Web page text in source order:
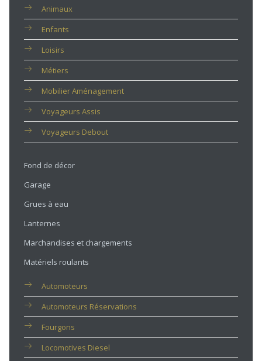
Animaux
Enfants
Loisirs
Métiers
Mobilier Aménagement
Voyageurs Assis
Voyageurs Debout
Fond de décor
Garage
Grues à eau
Lanternes
Marchandises et chargements
Matériels roulants
Automoteurs
Automoteurs Réservations
Fourgons
Locomotives Diesel